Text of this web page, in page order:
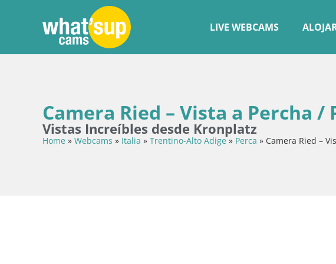
LIVE WEBCAMS
Camera Ried – Vista a Percha /
Vistas Increíbles desde Kronplatz
Home » Webcams » Italia » Trentino-Alto Adige» Perca » Camera Ried –